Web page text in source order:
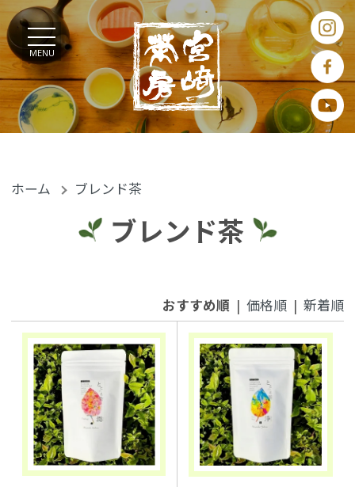
MENU
ホーム ブレンド茶
ブレンド茶
おすすめ順 | 価格順 | 新着順